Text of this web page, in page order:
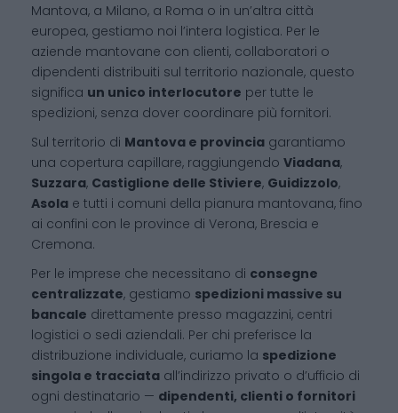
Mantova, a Milano, a Roma o in un’altra città
europea, gestiamo noi l’intera logistica. Per le
aziende mantovane con clienti, collaboratori o
dipendenti distribuiti sul territorio nazionale, questo
significa un unico interlocutore per tutte le
spedizioni, senza dover coordinare più fornitori.
Sul territorio di Mantova e provincia garantiamo
una copertura capillare, raggiungendo Viadana,
Suzzara, Castiglione delle Stiviere, Guidizzolo,
Asola e tutti i comuni della pianura mantovana, fino
ai confini con le province di Verona, Brescia e
Cremona.
Per le imprese che necessitano di consegne
centralizzate, gestiamo spedizioni massive su
bancale direttamente presso magazzini, centri
logistici o sedi aziendali. Per chi preferisce la
distribuzione individuale, curiamo la spedizione
singola e tracciata all’indirizzo privato o d’ufficio di
ogni destinatario — dipendenti, clienti o fornitori